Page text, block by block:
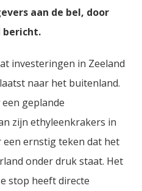
aan de bel, door
bericht.
investeringen in Zeeland
naar het buitenland.
geplande
zijn ethyleenkrakers in
ernstig teken dat het
onder druk staat. Het
stop heeft directe